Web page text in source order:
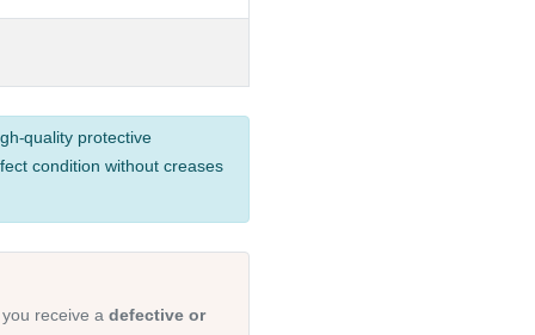
quality protective
condition without creases
receive a defective or